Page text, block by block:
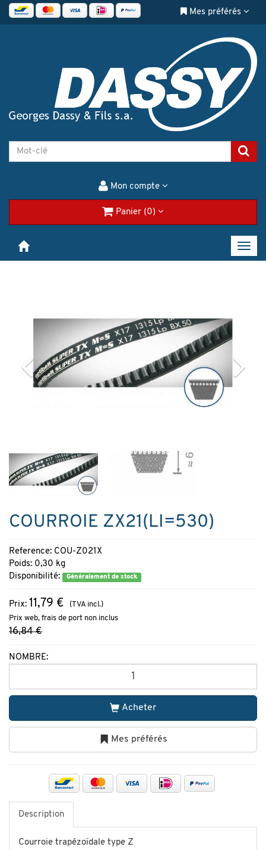
Mes préférés
Mon compte
Panier (0)
COURROIE ZX21(LI=530)
Reference: COU-Z021X
Poids: 0,30 kg
Disponibilité:
Généralement de stock
Prix: 11,79 €
(TVA incl.)
Prix web, frais de port non inclus
16,84 €
NOMBRE:
Acheter
Mes préférés
Description
Courroie trapézoïdale type Z